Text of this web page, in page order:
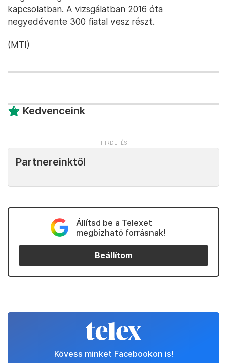
kapcsolatban. A vizsgálatban 2016 óta
negyedévente 300 fiatal vesz részt.
(MTI)
Kedvenceink
Partnereinktől
Állítsd be a Telexet
megbízható forrásnak!
Beállítom
Kövess minket Facebookon is!